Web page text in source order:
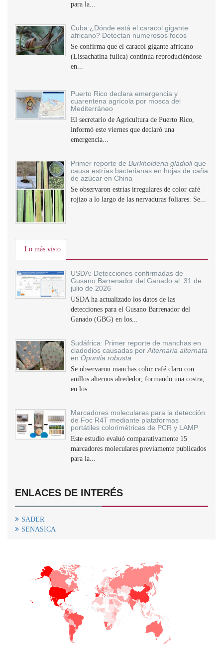
para la...
Cuba:¿Dónde está el caracol gigante
africano? Detectan numerosos focos
Se confirma que el caracol gigante africano
(Lissachatina fulica) continúa reproduciéndose
en...
Puerto Rico declara emergencia y
cuarentena agrícola por mosca del
Mediterráneo
El secretario de Agricultura de Puerto Rico,
informó este viernes que declaró una
emergencia...
Primer reporte de Burkholderia gladiolique
causa estrías bacterianas en hojas de caña
de azúcar en China
Se observaron estrías irregulares de color café
rojizo a lo largo de las nervaduras foliares. Se...
Lo más visto
USDA: Detecciones confirmadas de
Gusano Barrenador del Ganado al 31 de
julio de 2026
USDA ha actualizado los datos de las
detecciones para el Gusano Barrenador del
Ganado (GBG) en los...
Sudáfrica: Primer reporte de manchas en
cladodios causadas por Alternaria alternata
en Opuntia robusta
Se observaron manchas color café claro con
anillos alternos alrededor, formando una costra,
en los...
Marcadores moleculares para la detección
de Foc R4T mediante plataformas
portátiles colorimétricas de PCR y LAMP
Este estudio evaluó comparativamente 15
marcadores moleculares previamente publicados
para la...
ENLACES DE INTERÉS
SADER
SENASICA